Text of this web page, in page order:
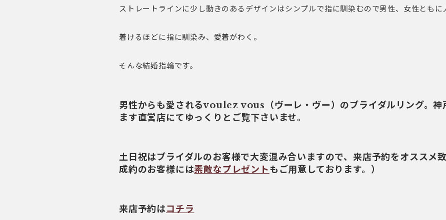
ストレートラインに少し動きのあるデザインはシンプルで指に馴染むので男性、女性ともに
着けるほどに指に馴染み、愛着がわく。
そんな結婚指輪です。
男性からも愛されるvoulez vous（ヴーレ・ヴー）のブライダルリング。神
ます直営店にてゆっくりとご覧下さいませ。
土日祝はブライダルのお客様で大変混み合いますので、来店予約をオススメ
成約のお客様には素敵なプレゼントもご用意しております。）
来店予約はコチラ